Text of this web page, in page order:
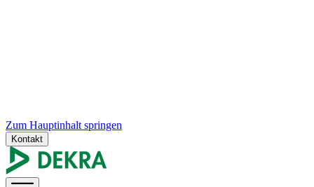
Zum Hauptinhalt springen
Kontakt